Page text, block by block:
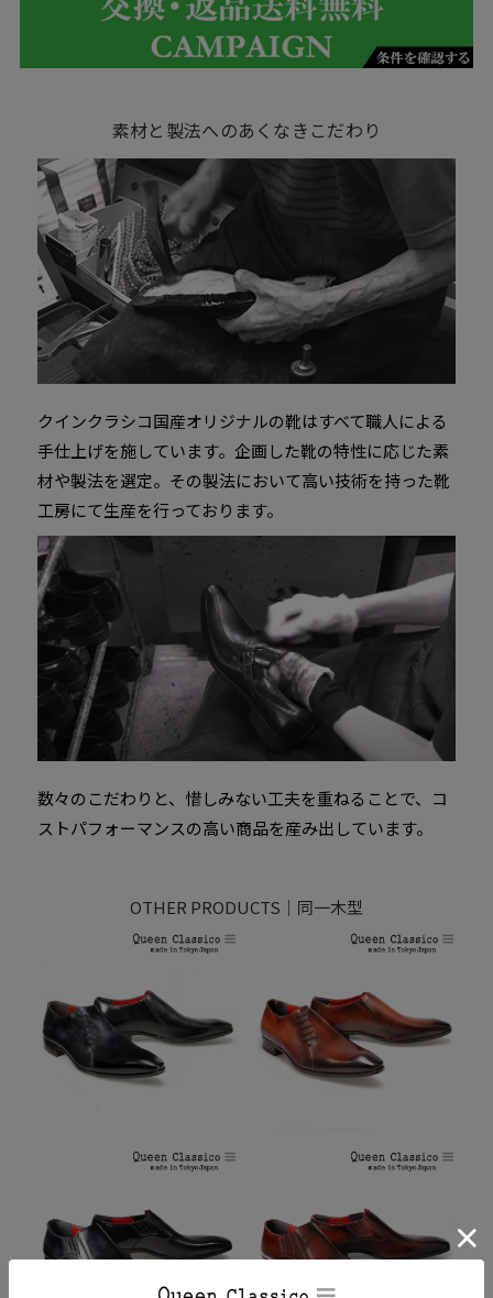
素材と製法へのあくなきこだわり
クインクラシコ国産オリジナルの靴はすべて職人による
手仕上げを施しています。企画した靴の特性に応じた素
材や製法を選定。その製法において高い技術を持った靴
工房にて生産を行っております。
数々のこだわりと、惜しみない工夫を重ねることで、コ
ストパフォーマンスの高い商品を産み出しています。
OTHER PRODUCTS｜同一木型